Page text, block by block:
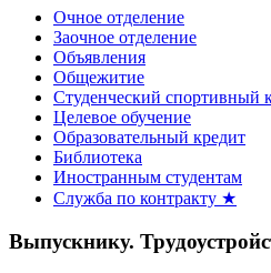
Очное отделение
Заочное отделение
Объявления
Общежитие
Студенческий спортивный
Целевое обучение
Образовательный кредит
Библиотека
Иностранным студентам
Служба по контракту ★
Выпускнику.